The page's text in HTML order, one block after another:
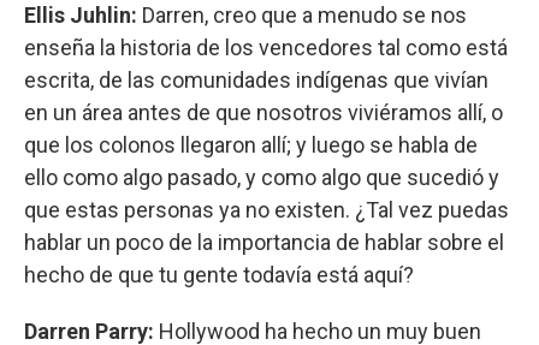
Ellis Juhlin: Darren, creo que a menudo se nos
enseña la historia de los vencedores tal como está
escrita, de las comunidades indígenas que vivían
en un área antes de que nosotros viviéramos allí, o
que los colonos llegaron allí; y luego se habla de
ello como algo pasado, y como algo que sucedió y
que estas personas ya no existen. ¿Tal vez puedas
hablar un poco de la importancia de hablar sobre el
hecho de que tu gente todavía está aquí?
Darren Parry: Hollywood ha hecho un muy buen